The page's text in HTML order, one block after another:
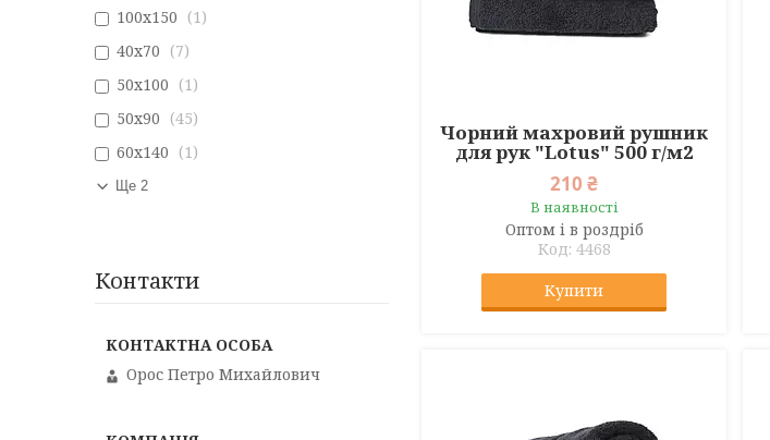
Чорний махровий рушник
для рук "Lotus" 500 г/м2
210 ₴
В наявності
Оптом і в роздріб
4468
Купити
100х150
1
40х70
7
50х100
1
50х90
45
60х140
1
Ще 2
Контакти
Орос Петро Михайлович